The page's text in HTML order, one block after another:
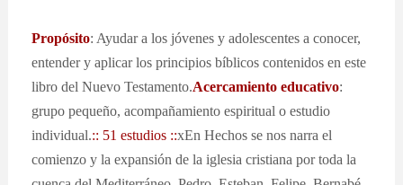
Propósito: Ayudar a los jóvenes y adolescentes a conocer,
entender y aplicar los principios bíblicos contenidos en este
libro del Nuevo Testamento.Acercamiento educativo:
grupo pequeño, acompañamiento espiritual o estudio
individual.:: 51 estudios ::xEn Hechos se nos narra el
comienzo y la expansión de la iglesia cristiana por toda la